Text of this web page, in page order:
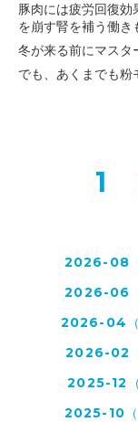
豚肉には疲労回復
を崩す腎を補う働き
冬が来る前にマスタ
でも、あくまでも粉
1
2026-08
2026-06
2026-04（
2026-02
2025-12（
2025-10（